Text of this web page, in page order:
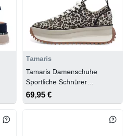
Tamaris
Tamaris Damenschuhe
Sportliche Schnürer
LEOPARD
69,95 €